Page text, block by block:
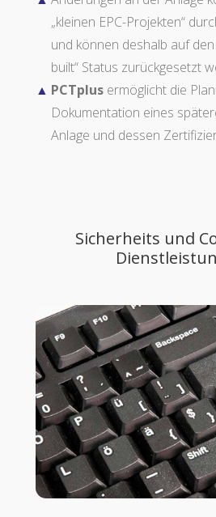
„kleinen EPC-Projekten“
und können deshalb auf
built“ Status zurückgesetzt
PCTplus ermöglicht die
Dokumentation eines
Anlage und dessen
Sicherheits und